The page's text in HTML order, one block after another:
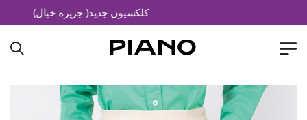
کلکسیون جدید( جزیره خیال)